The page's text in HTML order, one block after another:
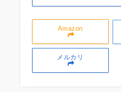
Amazon
メルカリ